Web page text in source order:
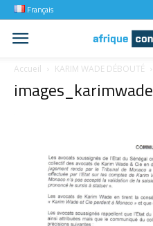
Français
Accueil KARIM WADE DÉBOUTÉ
images_karimwade